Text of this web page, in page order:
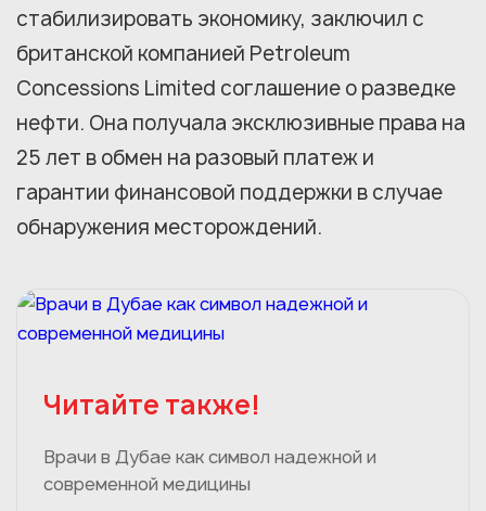
стабилизировать экономику, заключил с
британской компанией Petroleum
Concessions Limited соглашение о разведке
нефти. Она получала эксклюзивные права на
25 лет в обмен на разовый платеж и
гарантии финансовой поддержки в случае
обнаружения месторождений.
Читайте также!
Врачи в Дубае как символ надежной и
современной медицины